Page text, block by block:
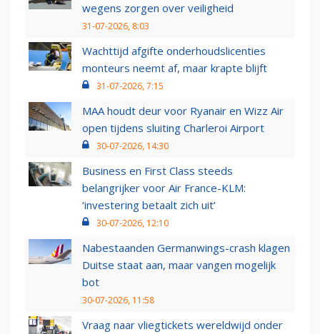
wegens zorgen over veiligheid
31-07-2026, 8:03
Wachttijd afgifte onderhoudslicenties
monteurs neemt af, maar krapte blijft
31-07-2026, 7:15
MAA houdt deur voor Ryanair en Wizz Air
open tijdens sluiting Charleroi Airport
30-07-2026, 14:30
Business en First Class steeds
belangrijker voor Air France-KLM:
‘investering betaalt zich uit’
30-07-2026, 12:10
Nabestaanden Germanwings-crash klagen
Duitse staat aan, maar vangen mogelijk
bot
30-07-2026, 11:58
Vraag naar vliegtickets wereldwijd onder